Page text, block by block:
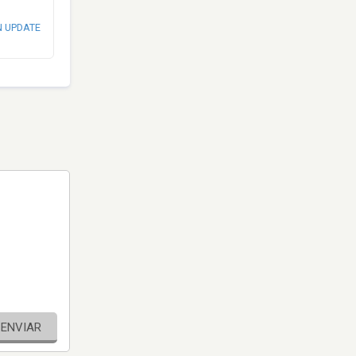
UPDATE
ENVIAR